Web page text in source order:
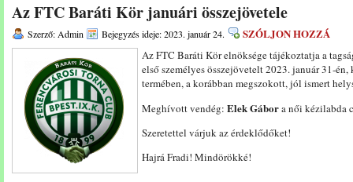
Az FTC Baráti Kör januári összejövetele
Szerző: Admin Bejegyzés ideje: 2023. január 24. SZÓLJON HOZZÁ
Az FTC Baráti Kör elnöksége tájékoztatja a
első személyes összejövetelt 2023. január 31-
termében, a korábban megszokott, jól ismert
Meghívott vendég: Elek Gábora női kézilabda
Szeretettel várjuk az érdeklődőket!
Hajrá Fradi! Mindörökké!